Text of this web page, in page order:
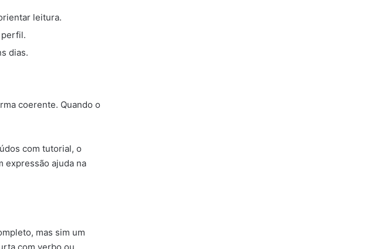
leitura.
perfil.
dias.
coerente. Quando o
com tutorial, o
expressão ajuda na
mas sim um